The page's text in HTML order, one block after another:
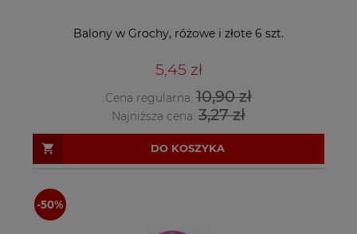
Balony w Grochy, różowe i złote 6 szt.
5,45 zł
Cena regularna: 10,90 zł
Najniższa cena: 3,27 zł
DO KOSZYKA